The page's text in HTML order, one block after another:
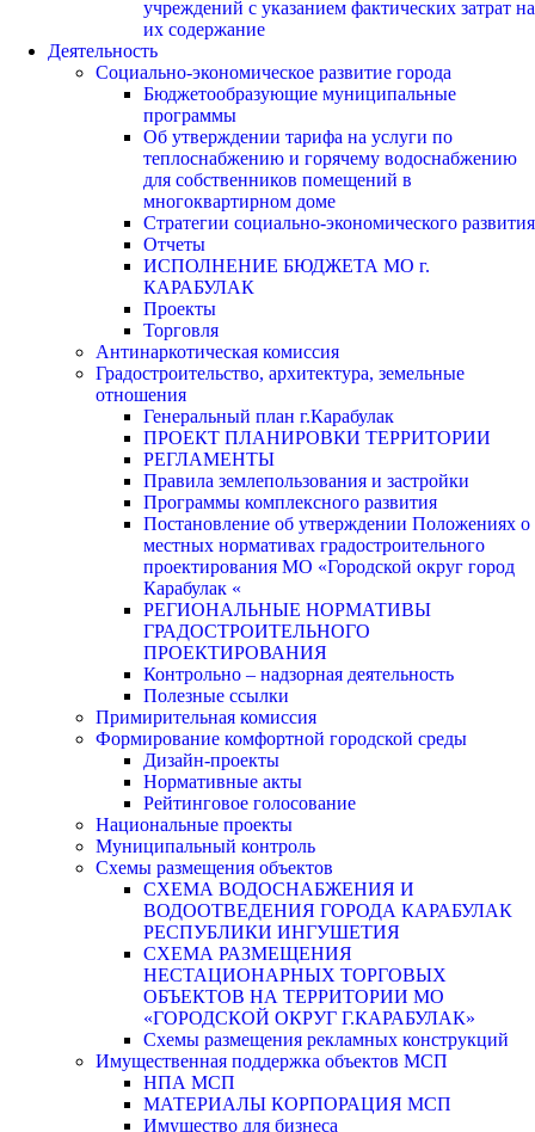
учреждений с указанием фактических затрат на
их содержание
Деятельность
Социально-экономическое развитие города
Бюджетообразующие муниципальные
программы
Об утверждении тарифа на услуги по
теплоснабжению и горячему водоснабжению
для собственников помещений в
многоквартирном доме
Стратегии социально-экономического развития
Отчеты
ИСПОЛНЕНИЕ БЮДЖЕТА МО г.
КАРАБУЛАК
Проекты
Торговля
Антинаркотическая комиссия
Градостроительство, архитектура, земельные
отношения
Генеральный план г.Карабулак
ПРОЕКТ ПЛАНИРОВКИ ТЕРРИТОРИИ
РЕГЛАМЕНТЫ
Правила землепользования и застройки
Программы комплексного развития
Постановление об утверждении Положениях о
местных нормативах градостроительного
проектирования МО «Городской округ город
Карабулак «
РЕГИОНАЛЬНЫЕ НОРМАТИВЫ
ГРАДОСТРОИТЕЛЬНОГО
ПРОЕКТИРОВАНИЯ
Контрольно – надзорная деятельность
Полезные ссылки
Примирительная комиссия
Формирование комфортной городской среды
Дизайн-проекты
Нормативные акты
Рейтинговое голосование
Национальные проекты
Муниципальный контроль
Схемы размещения объектов
СХЕМА ВОДОСНАБЖЕНИЯ И
ВОДООТВЕДЕНИЯ ГОРОДА КАРАБУЛАК
РЕСПУБЛИКИ ИНГУШЕТИЯ
СХЕМА РАЗМЕЩЕНИЯ
НЕСТАЦИОНАРНЫХ ТОРГОВЫХ
ОБЪЕКТОВ НА ТЕРРИТОРИИ МО
«ГОРОДСКОЙ ОКРУГ Г.КАРАБУЛАК»
Схемы размещения рекламных конструкций
Имущественная поддержка объектов МСП
НПА МСП
МАТЕРИАЛЫ КОРПОРАЦИЯ МСП
Имущество для бизнеса